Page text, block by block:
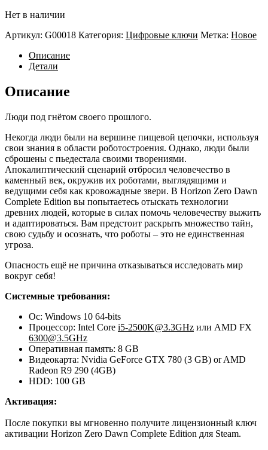
Нет в наличии
Артикул: G00018 Категория: Цифровые ключи Метка: Новое
Описание
Детали
Описание
Люди под гнётом своего прошлого.
Некогда люди были на вершине пищевой цепочки, используя
свои знания в области роботостроения. Однако, люди были
сброшены с пьедестала своими творениями.
Апокалиптический сценарий отбросил человечество в
каменный век, окружив их роботами, выглядящими и
ведущими себя как кровожадные звери. В Horizon Zero Dawn
Complete Edition вы попытаетесь отыскать технологии
древних людей, которые в силах помочь человечеству выжить
и адаптироваться. Вам предстоит раскрыть множество тайн,
свою судьбу и осознать, что роботы – это не единственная
угроза.
Опасность ещё не причина отказываться исследовать мир
вокруг себя!
Системные требования:
Ос: Windows 10 64-bits
Процессор: Intel Core i5-2500K@3.3GHz или AMD FX
6300@3.5GHz
Оперативная память: 8 GB
Видеокарта: Nvidia GeForce GTX 780 (3 GB) or AMD
Radeon R9 290 (4GB)
HDD: 100 GB
Активация:
После покупки вы мгновенно получите лицензионный ключ
активации Horizon Zero Dawn Complete Edition для Steam.